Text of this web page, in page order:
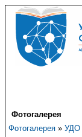
Фотогалерея
Фотогалерея » УДО